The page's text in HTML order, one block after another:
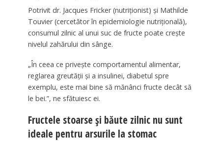
Potrivit dr. Jacques Fricker (nutriționist) și Mathilde
Touvier (cercetător în epidemiologie nutrițională),
consumul zilnic al unui suc de fructe poate crește
nivelul zahărului din sânge.
„În ceea ce privește comportamentul alimentar,
reglarea greutății și a insulinei, diabetul spre
exemplu, este mai bine să mănânci fructe decât să
le bei.”, ne sfătuiesc ei.
Fructele stoarse și băute zilnic nu sunt
ideale pentru arsurile la stomac